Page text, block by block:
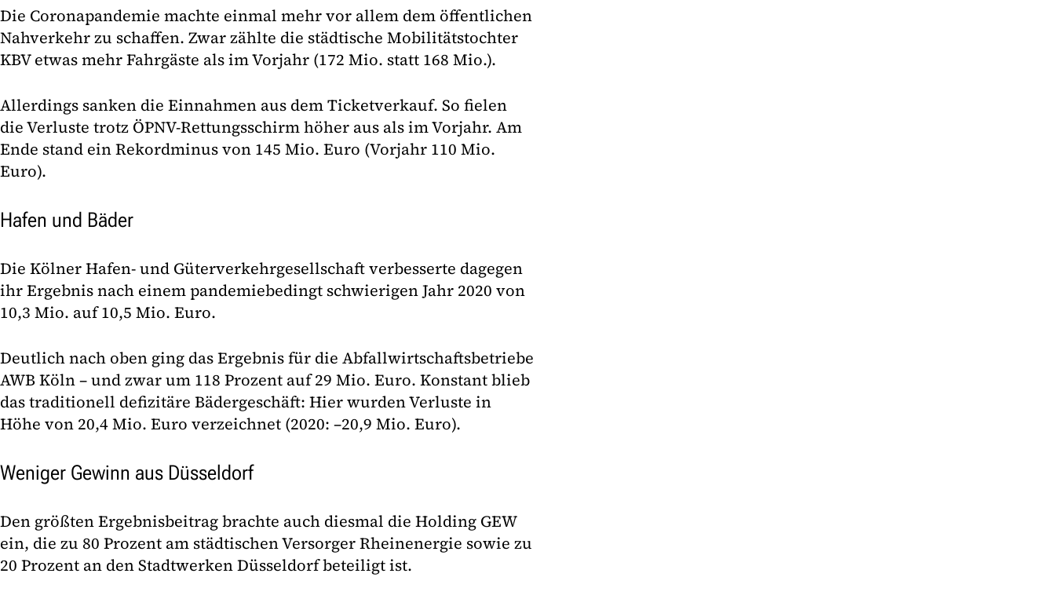
Die Coronapandemie machte einmal mehr vor allem dem öffentlichen
Nahverkehr zu schaffen. Zwar zählte die städtische Mobilitätstochter
KBV etwas mehr Fahrgäste als im Vorjahr (172 Mio. statt 168 Mio.).
Allerdings sanken die Einnahmen aus dem Ticketverkauf. So fielen
die Verluste trotz ÖPNV-Rettungsschirm höher aus als im Vorjahr. Am
Ende stand ein Rekordminus von 145 Mio. Euro (Vorjahr 110 Mio.
Euro).
Hafen und Bäder
Die Kölner Hafen- und Güterverkehrgesellschaft verbesserte dagegen
ihr Ergebnis nach einem pandemiebedingt schwierigen Jahr 2020 von
10,3 Mio. auf 10,5 Mio. Euro.
Deutlich nach oben ging das Ergebnis für die Abfallwirtschaftsbetriebe
AWB Köln – und zwar um 118 Prozent auf 29 Mio. Euro. Konstant blieb
das traditionell defizitäre Bädergeschäft: Hier wurden Verluste in
Höhe von 20,4 Mio. Euro verzeichnet (2020: –20,9 Mio. Euro).
Weniger Gewinn aus Düsseldorf
Den größten Ergebnisbeitrag brachte auch diesmal die Holding GEW
ein, die zu 80 Prozent am städtischen Versorger Rheinenergie sowie zu
20 Prozent an den Stadtwerken Düsseldorf beteiligt ist.